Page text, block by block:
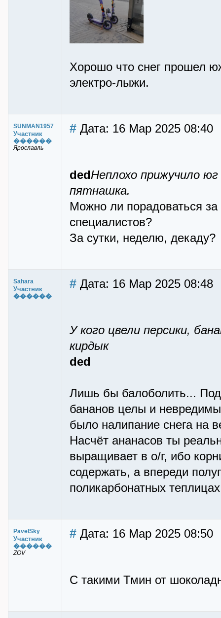
Хорошо что снег прошел
электро-лыжи.
SUNMAN1957
Участник
������
Ярославль
# Дата: 16 Мар 2025 08:40
dedНеплохо прижучило
пятнашка.
Можно ли порадоваться
специалистов?
За сутки, неделю, декаду?
Sahara
Участник
������
# Дата: 16 Мар 2025 08:48
У кого цвели персики,
кирдык
ded
Лишь бы балоболить...
бананов целы и
было налипание снега на
Насчёт ананасов ты
выращивает в о/г, ибо
содержать, а впереди
поликарбонатных
PavelSky
Участник
������
ZOV
# Дата: 16 Мар 2025 08:50
С такими Тмин от